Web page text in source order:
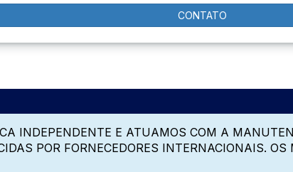
CONTATO
INDEPENDENTE E ATUAMOS COM A
POR FORNECEDORES INTERNACIONAIS.